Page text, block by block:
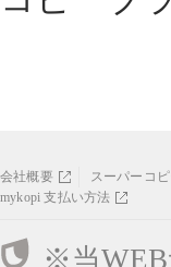
会社概要 スーパーコ
mykopi 支払い方法
※当